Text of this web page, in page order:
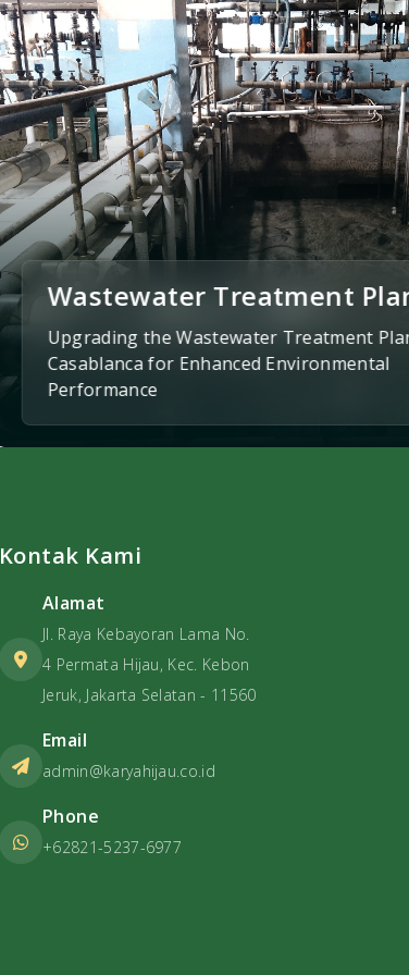
Water Treatment
Bringing Clean Water to Water-Scarce
Through Sustainable Water Treatment
Kontak Kami
Alamat
Jl. Raya Kebayoran Lama No.
4 Permata Hijau, Kec. Kebon
Jeruk, Jakarta Selatan - 11560
Email
admin@karyahijau.co.id
Phone
+62821-5237-6977